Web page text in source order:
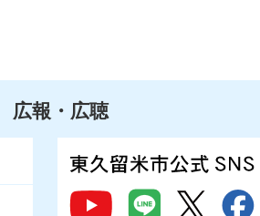
広報・広聴